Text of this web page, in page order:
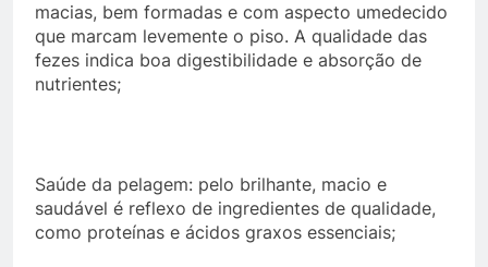
macias, bem formadas e com aspecto umedecido
que marcam levemente o piso. A qualidade das
fezes indica boa digestibilidade e absorção de
nutrientes;
Saúde da pelagem: pelo brilhante, macio e
saudável é reflexo de ingredientes de qualidade,
como proteínas e ácidos graxos essenciais;